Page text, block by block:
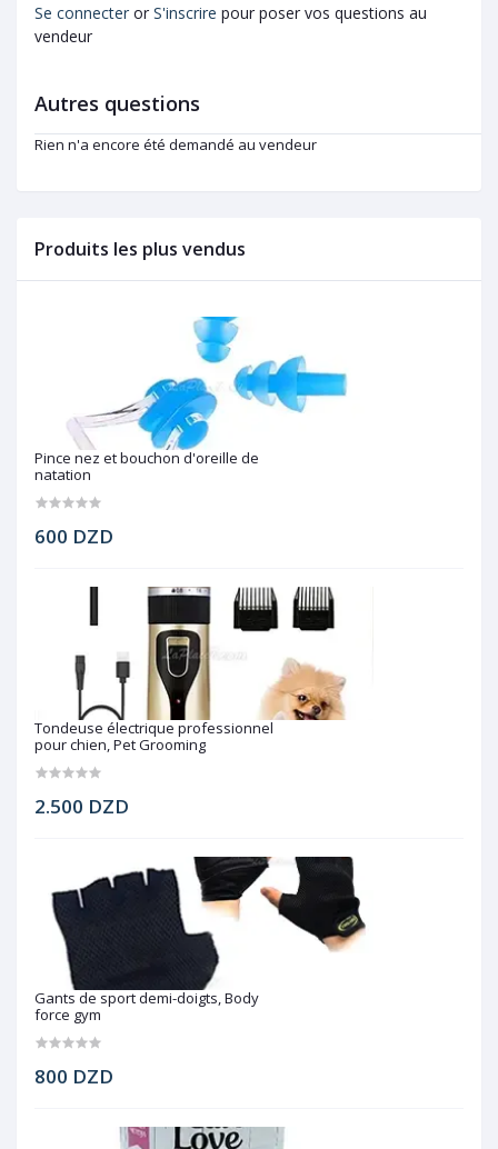
Produits les plus vendus
Pince nez et bouchon d'oreille de
natation
600 DZD
Tondeuse électrique professionnel
pour chien, Pet Grooming
2.500 DZD
Gants de sport demi-doigts, Body
force gym
800 DZD
Se connecter or S'inscrire pour poser vos questions au
vendeur
Autres questions
Rien n'a encore été demandé au vendeur